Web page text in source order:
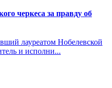
черкеса за правду об
лауреатом Нобелевской
и исполни...